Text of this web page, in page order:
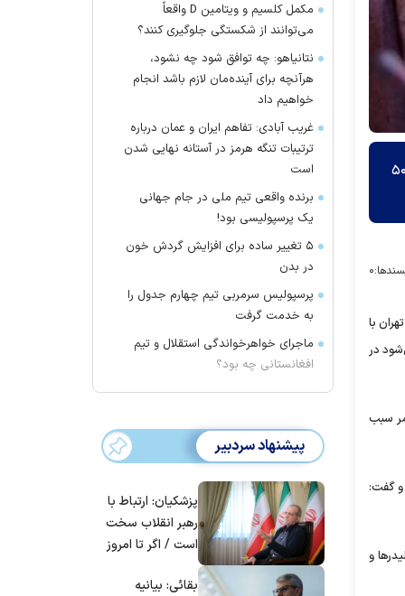
سرپرست دادسرای مجتمع تخصصی ویژه رسیدگی به جرایم اقتصادی از انسداد بیش از پنج هزار حساب بانکی و دستگیری حدود ۵۰
۰
با
در
سبب
و گفت:
و
مکمل کلسیم و ویتامین D واقعاً
می‌توانند از شکستگی جلوگیری کنند؟
نتانیاهو: چه توافق شود چه نشود،
هرآنچه برای آینده‌مان لازم باشد انجام
خواهیم داد
غریب آبادی: تفاهم ایران و عمان درباره
ترتیبات تنگه هرمز در آستانه نهایی شدن
است
برنده واقعی تیم ملی در جام جهانی
یک پرسپولیسی بود!
۵ تغییر ساده برای افزایش گردش خون
در بدن
پرسپولیس سرمربی تیم چهارم جدول را
به خدمت گرفت
ماجرای خواهرخواندگی استقلال و تیم
افغانستانی چه بود؟
پیشنهاد سردبیر
پزشکیان: ارتباط با
رهبر انقلاب سخت
است / اگر تا امروز
مردم ایران است
بقائی: بیانیه